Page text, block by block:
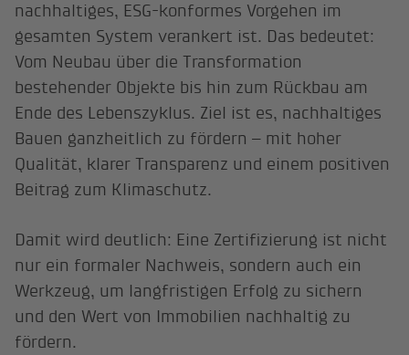
nachhaltiges, ESG-konformes Vorgehen im
gesamten System verankert ist. Das bedeutet:
Vom Neubau über die Transformation
bestehender Objekte bis hin zum Rückbau am
Ende des Lebenszyklus. Ziel ist es, nachhaltiges
Bauen ganzheitlich zu fördern – mit hoher
Qualität, klarer Transparenz und einem positiven
Beitrag zum Klimaschutz.
Damit wird deutlich: Eine Zertifizierung ist nicht
nur ein formaler Nachweis, sondern auch ein
Werkzeug, um langfristigen Erfolg zu sichern
und den Wert von Immobilien nachhaltig zu
fördern.